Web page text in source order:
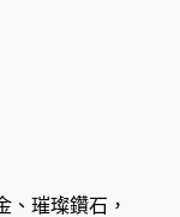
、璀璨鑽石，